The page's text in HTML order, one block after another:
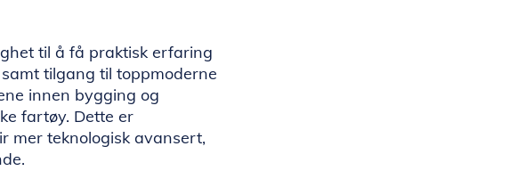
til å få praktisk erfaring
tilgang til toppmoderne
innen bygging og
fartøy. Dette er
mer teknologisk avansert,